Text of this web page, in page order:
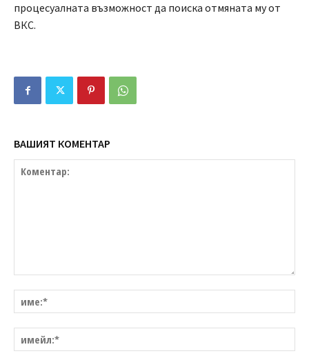
процесуалната възможност да поиска отмяната му от
ВКС.
ВАШИЯТ КОМЕНТАР